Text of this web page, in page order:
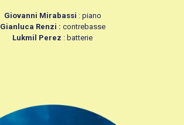
Giovanni Mirabassi : piano
Gianluca Renzi : contrebasse
Lukmil Perez : batterie